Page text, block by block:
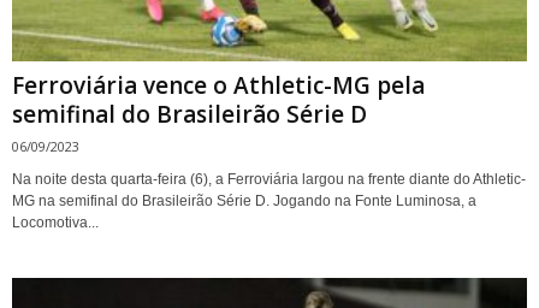
Ferroviária vence o Athletic-MG pela
semifinal do Brasileirão Série D
06/09/2023
Na noite desta quarta-feira (6), a Ferroviária largou na frente diante do Athletic-
MG na semifinal do Brasileirão Série D. Jogando na Fonte Luminosa, a
Locomotiva...